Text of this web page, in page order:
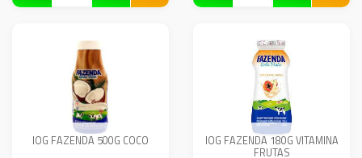
IOG FAZENDA 500G COCO IOG FAZENDA 180G VITAMINA
FRUTAS